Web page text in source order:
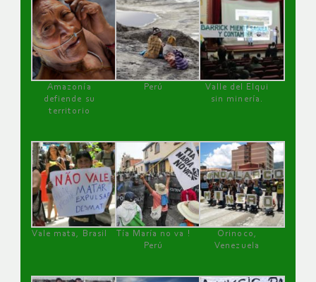
Amazonía
defiende su
territorio
Perú
Valle del Elqui
sin minería.
Vale mata, Brasil
Tía María no va !
Perú
Orinoco,
Venezuela